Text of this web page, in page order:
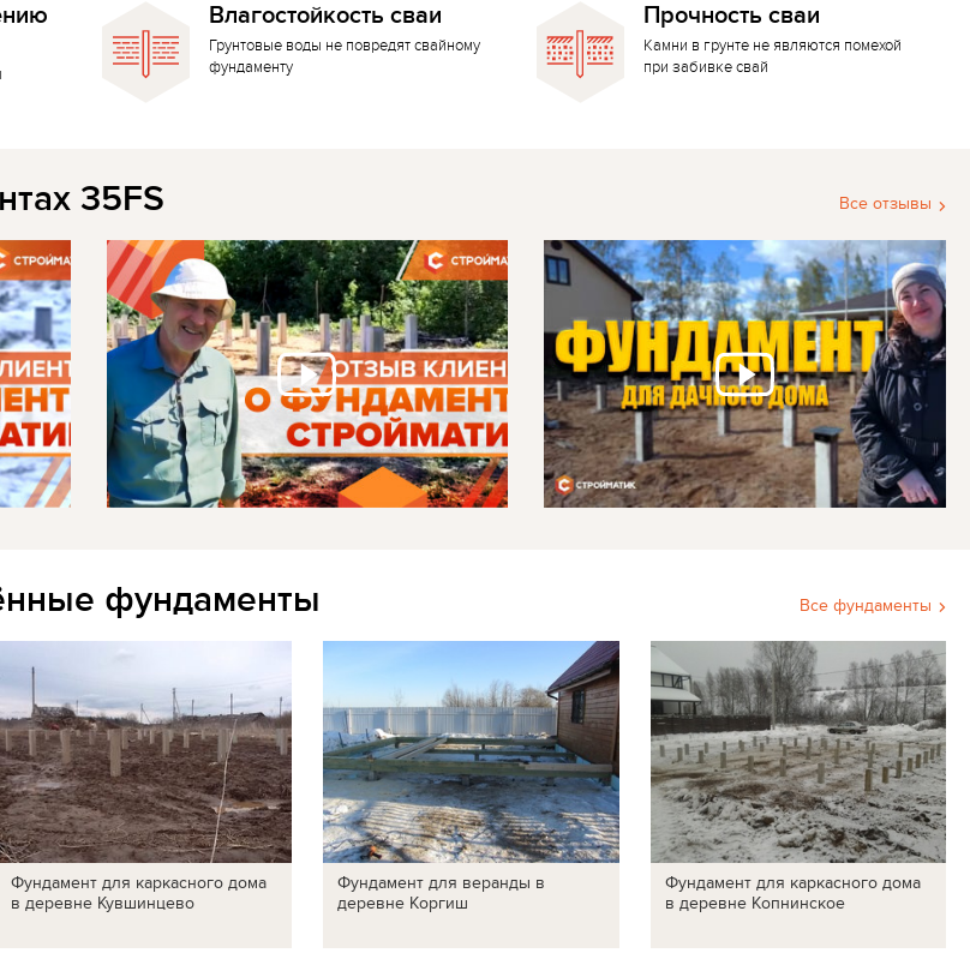
Влагостойкость сваи
Грунтовые воды не повредят свайному
фундаменту
Прочность сваи
Камни в грунте не являются помехой
при забивке свай
Все отзывы
35FS
Все фундаменты
фундаменты
Фундамент для каркасного дома
в деревне Кувшинцево
Фундамент для веранды в
деревне Коргиш
Фундамент для каркасного дома
в деревне Копнинское